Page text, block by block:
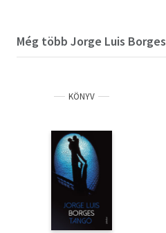
Még több Jorge Luis Borges
KÖNYV